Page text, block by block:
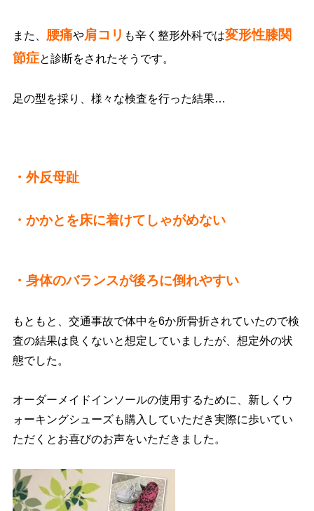
また、 腰痛や肩コリ も辛く整形外科では変形性膝関
節症と診断をされたそうです。
足の型を採り、様々な検査を行った結果…
・外反母趾
・かかとを床に着けてしゃがめない
・身体のバランスが後ろに倒れやすい
もともと、交通事故で体中を6か所骨折されていたので検
査の結果は良くないと想定していましたが、想定外の状
態でした。
オーダーメイドインソールの使用するために、新しくウ
ォーキングシューズも購入していただき実際に歩いてい
ただくとお喜びのお声をいただきました。